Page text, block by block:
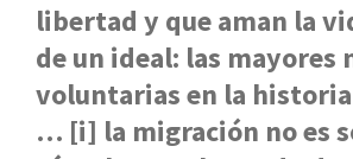
libertad y que aman la
de un ideal: las mayores
voluntarias en la
… [i] la migración no es